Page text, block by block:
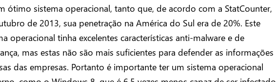
ótimo sistema operacional, tanto que, de acordo com a StatCounter,
de 2013, sua penetração na América do Sul era de 20%. Este
operacional tinha excelentes características anti-malware e de
mas estas não são mais suficientes para defender as informações
das empresas. Portanto é importante ter um sistema operacional